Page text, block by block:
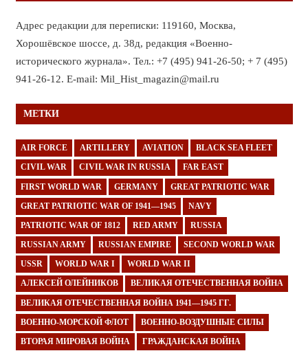
Адрес редакции для переписки: 119160, Москва,
Хорошёвское шоссе, д. 38д, редакция «Военно-
исторического журнала». Тел.: +7 (495) 941-26-50; + 7 (495)
941-26-12. E-mail: Mil_Hist_magazin@mail.ru
МЕТКИ
AIR FORCE ARTILLERY AVIATION BLACK SEA FLEET
CIVIL WAR CIVIL WAR IN RUSSIA FAR EAST
FIRST WORLD WAR GERMANY GREAT PATRIOTIC WAR
GREAT PATRIOTIC WAR OF 1941—1945 NAVY
PATRIOTIC WAR OF 1812 RED ARMY RUSSIA
RUSSIAN ARMY RUSSIAN EMPIRE SECOND WORLD WAR
USSR WORLD WAR I WORLD WAR II
АЛЕКСЕЙ ОЛЕЙНИКОВ ВЕЛИКАЯ ОТЕЧЕСТВЕННАЯ ВОЙНА
ВЕЛИКАЯ ОТЕЧЕСТВЕННАЯ ВОЙНА 1941—1945 ГГ.
ВОЕННО-МОРСКОЙ ФЛОТ ВОЕННО-ВОЗДУШНЫЕ СИЛЫ
ВТОРАЯ МИРОВАЯ ВОЙНА ГРАЖДАНСКАЯ ВОЙНА